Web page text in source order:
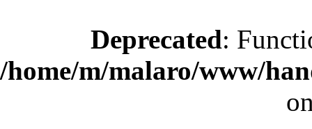
Deprecated:
/home/m/malaro/www/